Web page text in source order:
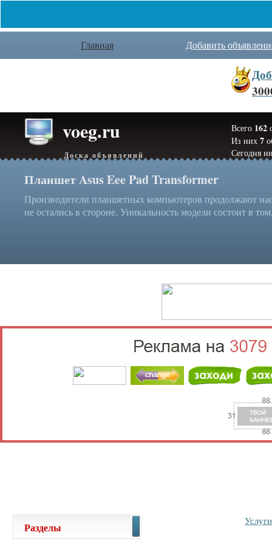
Главная Добавить
voeg.ru
Доска объявлений
Всего 162
Из них 7
Сегодня
Планшет Asus Eee Pad Transformer
Производители планшетных компьютеров продолжают
не остались в стороне. Уникальность модели состоит в
Услуги
Разделы